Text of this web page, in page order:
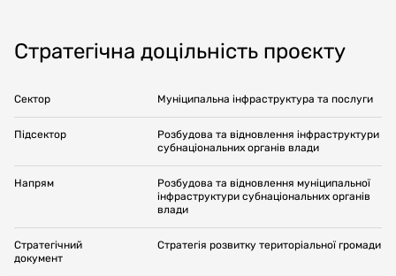
Стратегічна доцільність проєкту
Сектор Муніципальна інфраструктура та послуги
Підсектор
Розбудова та відновлення інфраструктури
субнаціональних органів влади
Напрям
Розбудова та відновлення муніципальної
інфраструктури субнаціональних органів
влади
Стратегічний
документ
Стратегія розвитку територіальної громади